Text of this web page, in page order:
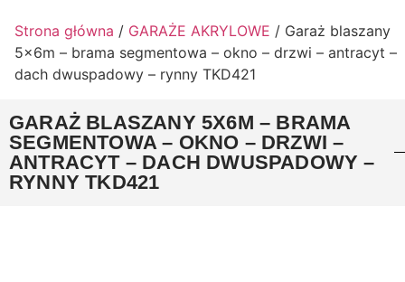
Strona główna / GARAŻE AKRYLOWE / Garaż blaszany
5x6m – brama segmentowa – okno – drzwi – antracyt –
dach dwuspadowy – rynny TKD421
GARAŻ BLASZANY 5X6M – BRAMA
SEGMENTOWA – OKNO – DRZWI –
ANTRACYT – DACH DWUSPADOWY –
RYNNY TKD421